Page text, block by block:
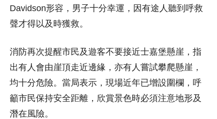
Davidson形容，男子十分幸運，因有途人聽到呼救
聲才得以及時獲救。
消防再次提醒市民及遊客不要接近士嘉堡懸崖，指
出有人會由崖頂走近邊緣，亦有人嘗試攀爬懸崖，
均十分危險。當局表示，現場近年已增設圍欄，呼
籲市民保持安全距離，欣賞景色時必須注意地形及
潛在風險。